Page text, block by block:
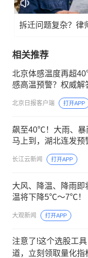
拆迁问题复杂？律
相关推荐
北京体感温度再超
感高温预警？权威解
北京日报客户端 打开APP
飙至40℃！大雨、暴
马上到，湖北连发预
长江云新闻 打开APP
大风、降温、降雨即
温将下降5℃～7℃！
大观新闻 打开APP
注意了!这个选股工
道，立刻领取量化指